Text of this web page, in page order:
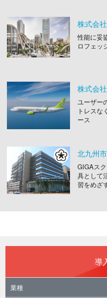
株式会
性能に妥
ロフェッ
株式会
ユーザー
トレスな
ース
北九州
GIGAス
具として
習をめざ
導
業種